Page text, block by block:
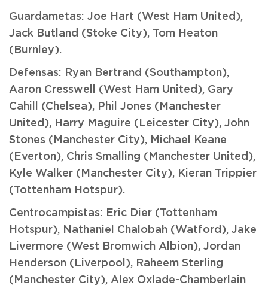
Guardametas: Joe Hart (West Ham United),
Jack Butland (Stoke City), Tom Heaton
(Burnley).
Defensas: Ryan Bertrand (Southampton),
Aaron Cresswell (West Ham United), Gary
Cahill (Chelsea), Phil Jones (Manchester
United), Harry Maguire (Leicester City), John
Stones (Manchester City), Michael Keane
(Everton), Chris Smalling (Manchester United),
Kyle Walker (Manchester City), Kieran Trippier
(Tottenham Hotspur).
Centrocampistas: Eric Dier (Tottenham
Hotspur), Nathaniel Chalobah (Watford), Jake
Livermore (West Bromwich Albion), Jordan
Henderson (Liverpool), Raheem Sterling
(Manchester City), Alex Oxlade-Chamberlain